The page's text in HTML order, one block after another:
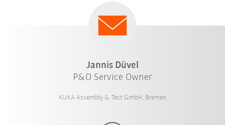
Jannis Düvel
P&O Service Owner
KUKA Assembly & Test GmbH, Bremen